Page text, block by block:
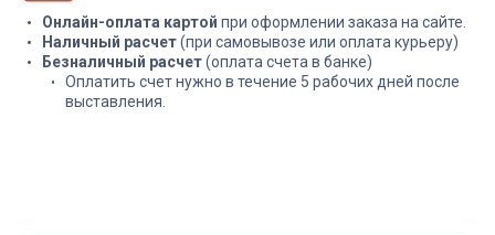
Онлайн-оплата картой при оформлении заказа на сайте.
Наличный расчет(при самовывозе или оплата курьеру)
Безналичный расчет(оплата счета в банке)
Оплатить счет нужно в течение 5 рабочих дней после
выставления.